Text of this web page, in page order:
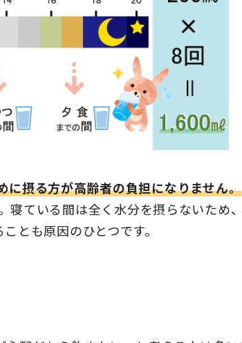
に摂る方が高齢者の負担になりません。
寝ている間は全く水分を摂らないため
とも原因のひとつです。